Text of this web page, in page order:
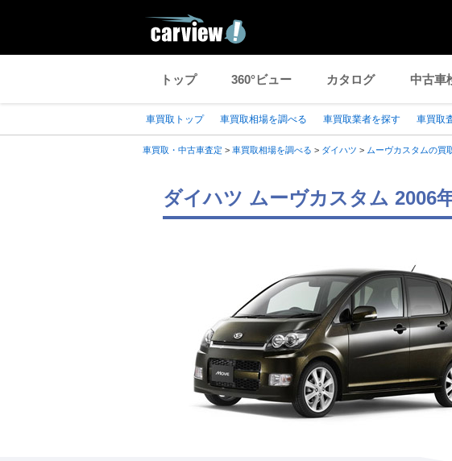
トップ 360°ビュー カタログ 中古車
車買取トップ 車買取相場を調べる 車買取業者を探す 車買取
車買取・中古車査定 > 車買取相場を調べる > ダイハツ > ムーヴカスタムの買
ダイハツ ムーヴカスタム 2006